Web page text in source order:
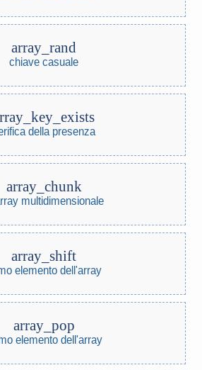
array_rand
chiave casuale
della presenza
array_chunk
multidimensionale
array_shift
elemento dell'array
array_pop
elemento dell'array